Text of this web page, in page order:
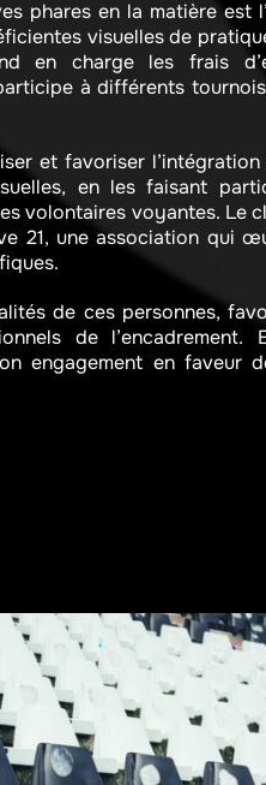
phares en la matière est
visuelles de
en charge les frais
à différents
et favoriser l’intégration
en les faisant
volontaires voyantes. Le
21, une association qui
de ces personnes,
de l’encadrement.
engagement en faveur